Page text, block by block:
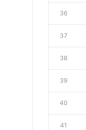
36
37
38
39
40
41